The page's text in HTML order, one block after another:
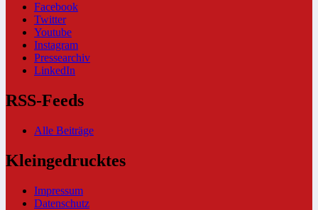
Facebook
Twitter
Youtube
Instagram
Pressearchiv
LinkedIn
RSS-Feeds
Alle Beiträge
Kleingedrucktes
Impressum
Datenschutz